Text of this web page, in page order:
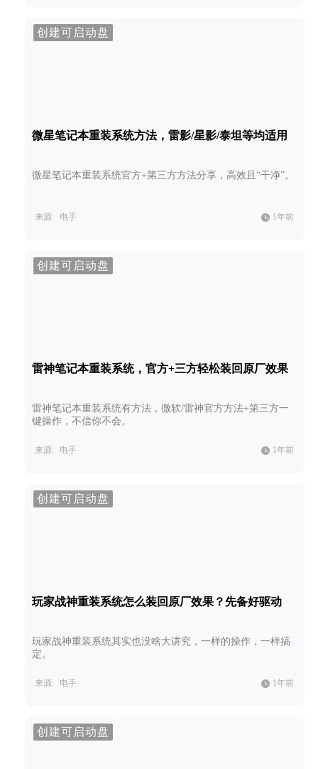
创建可启动盘
微星笔记本重装系统方法，雷影/星影/泰坦等均适用
微星笔记本重装系统官方+第三方方法分享，高效且“干净”。
来源: 电手 1年前
创建可启动盘
雷神笔记本重装系统，官方+三方轻松装回原厂效果
雷神笔记本重装系统有方法，微软/雷神官方方法+第三方一
键操作，不信你不会。
来源: 电手 1年前
创建可启动盘
玩家战神重装系统怎么装回原厂效果？先备好驱动
玩家战神重装系统其实也没啥大讲究，一样的操作，一样搞
定。
来源: 电手 1年前
创建可启动盘